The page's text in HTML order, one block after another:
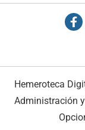
Hemeroteca
Administración